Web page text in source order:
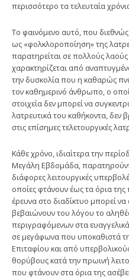
περισσότερο τα τελευταία
Το φαινόμενο αυτό, που
ως «φολκλοροποίηση» της
παρατηρείται σε πολλούς
χαρακτηρίζεται από
την δυσκολία που η καθαρώς
τον καθημερινό άνθρωπο, ο
στοιχεία δεν μπορεί να
λατρευτικά του καθήκοντα, δεν
στις επίσημες τελετουργικές
Κάθε χρόνο, ιδιαίτερα την
Μεγάλη Εβδομάδα,
διάφορες λειτουργικές
οποίες φτάνουν έως τα όρια
έρευνα στο διαδίκτυο μπορεί
βεβαιώνουν του λόγου το
περιγραφόμενων στα
σε μεγάφωνα που υποκαθιστά
Επιταφίου και από
θορύβους κατά την πρωινή
που φτάνουν στα όρια της